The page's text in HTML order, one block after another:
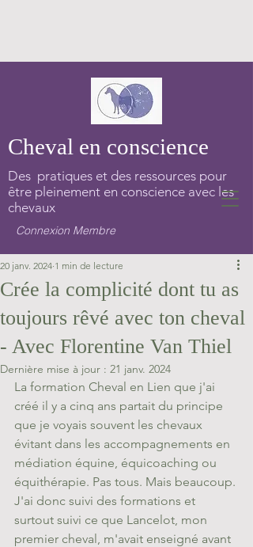
Cheval en conscience
Des pratiques et des ressources pour
être pleinement en conscience avec les
chevaux
Connexion Membre
Crée la complicité dont tu as
toujours rêvé avec ton cheval
- Avec Florentine Van Thiel
20 janv. 2024 1 min de lecture
Dernière mise à jour : 21 janv. 2024
La formation Cheval en Lien que j'ai
créé il y a cinq ans partait du principe
que je voyais souvent les chevaux
évitant dans les accompagnements en
médiation équine, équicoaching ou
équithérapie. Pas tous. Mais beaucoup.
J'ai donc suivi des formations et
surtout suivi ce que Lancelot, mon
premier cheval, m'avait enseigné avant